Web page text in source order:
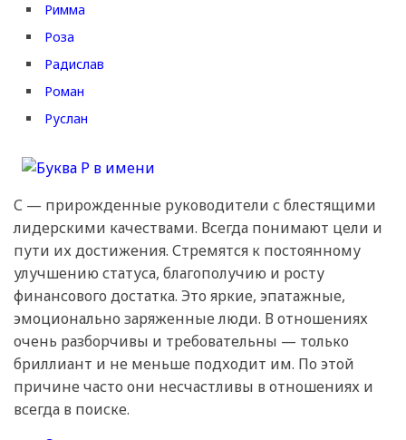
Римма
Роза
Радислав
Роман
Руслан
С — прирожденные руководители с блестящими
лидерскими качествами. Всегда понимают цели и
пути их достижения. Стремятся к постоянному
улучшению статуса, благополучию и росту
финансового достатка. Это яркие, эпатажные,
эмоционально заряженные люди. В отношениях
очень разборчивы и требовательны — только
бриллиант и не меньше подходит им. По этой
причине часто они несчастливы в отношениях и
всегда в поиске.